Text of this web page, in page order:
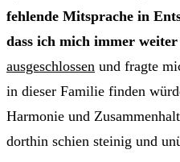
fehlende Mitsprache in
dass ich mich immer
ausgeschlossen und fragte
in dieser Familie finden
Harmonie und
dorthin schien steinig und